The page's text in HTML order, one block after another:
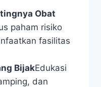
Obat
paham risiko
fasilitas
BijakEdukasi
dan